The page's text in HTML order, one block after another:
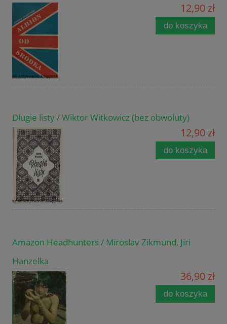
12,90 zł
do koszyka
Długie listy / Wiktor Witkowicz (bez obwoluty)
12,90 zł
do koszyka
Amazon Headhunters / Miroslav Zikmund, Jiri
Hanzelka
36,90 zł
do koszyka